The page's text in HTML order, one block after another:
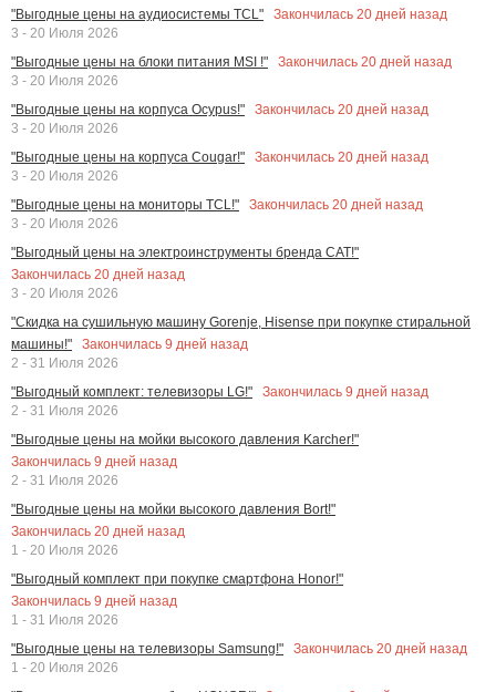
"Выгодные цены на аудиосистемы TCL"
Закончилась 20 дней назад
3 - 20 Июля 2026
"Выгодные цены на блоки питания MSI !"
Закончилась 20 дней назад
3 - 20 Июля 2026
"Выгодные цены на корпуса Ocypus!"
Закончилась 20 дней назад
3 - 20 Июля 2026
"Выгодные цены на корпуса Cougar!"
Закончилась 20 дней назад
3 - 20 Июля 2026
"Выгодные цены на мониторы TCL!"
Закончилась 20 дней назад
3 - 20 Июля 2026
"Выгодный цены на электроинструменты бренда CAT!"
Закончилась 20 дней назад
3 - 20 Июля 2026
"Скидка на сушильную машину Gorenje, Hisense при покупке стиральной
машины!"
Закончилась 9 дней назад
2 - 31 Июля 2026
"Выгодный комплект: телевизоры LG!"
Закончилась 9 дней назад
2 - 31 Июля 2026
"Выгодные цены на мойки высокого давления Karcher!"
Закончилась 9 дней назад
2 - 31 Июля 2026
"Выгодные цены на мойки высокого давления Bort!"
Закончилась 20 дней назад
1 - 20 Июля 2026
"Выгодный комплект при покупке смартфона Honor!"
Закончилась 9 дней назад
1 - 31 Июля 2026
"Выгодные цены на телевизоры Samsung!"
Закончилась 20 дней назад
1 - 20 Июля 2026